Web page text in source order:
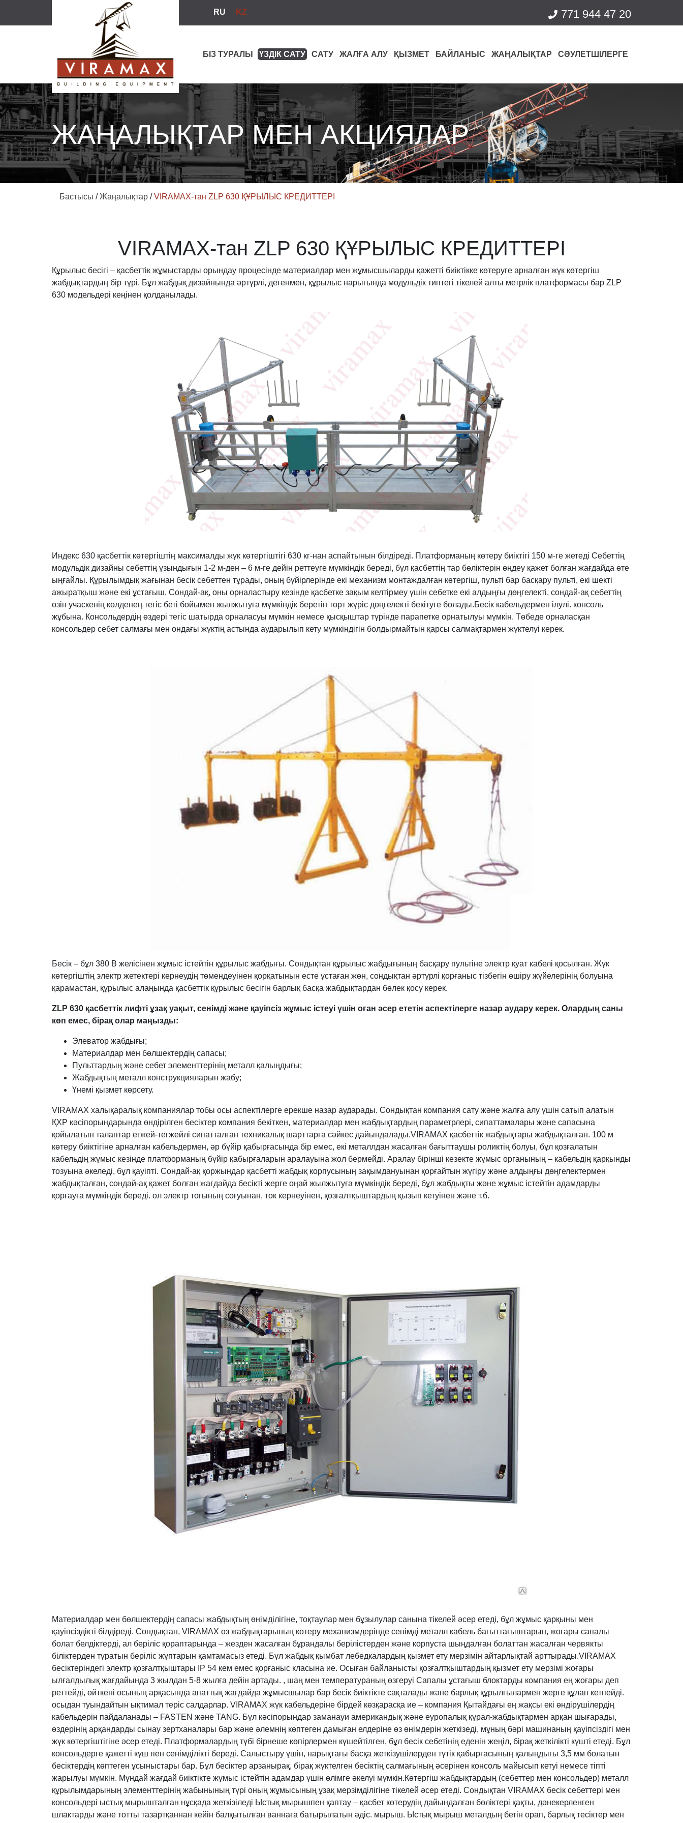
RU KZ 771 944 47 20
БІЗ ТУРАЛЫ ҮЗДІК САТУ САТУ ЖАЛҒА АЛУ ҚЫЗМЕТ БАЙЛАНЫС ЖАҢАЛЫҚТАР СӘУЛЕТШІЛЕРГЕ
ЖАҢАЛЫҚТАР МЕН АКЦИЯЛАР
Бастысы / Жаңалықтар /VIRAMAX-тан ZLP 630 ҚҰРЫЛЫС КРЕДИТТЕРІ
VIRAMAX-тан ZLP 630 ҚҰРЫЛЫС КРЕДИТТЕРІ
Құрылыс бесігі – қасбеттік жұмыстарды орындау процесінде материалдар мен жұмысшыларды қажетті биіктікке көтеруге арналған жүк көтергіш
жабдықтардың бір түрі. Бұл жабдық дизайнында әртүрлі, дегенмен, құрылыс нарығында модульдік типтегі тікелей алты метрлік платформасы бар ZLP
630 модельдері кеңінен қолданылады.
Индекс 630 қасбеттік көтергіштің максималды жүк көтергіштігі 630 кг-нан аспайтынын білдіреді. Платформаның көтеру биіктігі 150 м-ге жетеді Себеттің
модульдік дизайны себеттің ұзындығын 1-2 м-ден – 6 м-ге дейін реттеуге мүмкіндік береді, бұл қасбеттің тар бөліктерін өңдеу қажет болған жағдайда өте
ыңғайлы. Құрылымдық жағынан бесік себеттен тұрады, оның бүйірлерінде екі механизм монтаждалған көтергіш, пульті бар басқару пульті, екі шекті
ажыратқыш және екі ұстағыш. Сондай-ақ, оны орналастыру кезінде қасбетке зақым келтірмеу үшін себетке екі алдыңғы дөңгелекті, сондай-ақ себеттің
өзін учаскенің көлденең тегіс беті бойымен жылжытуға мүмкіндік беретін төрт жүріс дөңгелекті бекітуге болады.Бесік кабельдермен ілулі. консоль
жұбына. Консольдердің өздері тегіс шатырда орналасуы мүмкін немесе қысқыштар түрінде парапетке орнатылуы мүмкін. Төбеде орналасқан
консольдер себет салмағы мен ондағы жүктің астында аударылып кету мүмкіндігін болдырмайтын қарсы салмақтармен жүктелуі керек.
Бесік – бұл 380 В желісінен жұмыс істейтін құрылыс жабдығы. Сондықтан құрылыс жабдығының басқару пультіне электр қуат кабелі қосылған. Жүк
көтергіштің электр жетектері кернеудің төмендеуінен қорқатынын есте ұстаған жөн, сондықтан әртүрлі қорғаныс тізбегін өшіру жүйелерінің болуына
қарамастан, құрылыс алаңында қасбеттік құрылыс бесігін барлық басқа жабдықтардан бөлек қосу керек.
ZLP 630 қасбеттік лифті ұзақ уақыт, сенімді және қауіпсіз жұмыс істеуі үшін оған әсер ететін аспектілерге назар аудару керек. Олардың саны
көп емес, бірақ олар маңызды:
Элеватор жабдығы;
Материалдар мен бөлшектердің сапасы;
Пульттардың және себет элементтерінің металл қалыңдығы;
Жабдықтың металл конструкцияларын жабу;
Үнемі қызмет көрсету.
VIRAMAX халықаралық компаниялар тобы осы аспектілерге ерекше назар аударады. Сондықтан компания сату және жалға алу үшін сатып алатын
ҚХР кәсіпорындарында өндірілген бесіктер компания бекіткен, материалдар мен жабдықтардың параметрлері, сипаттамалары және сапасына
қойылатын талаптар егжей-тегжейлі сипатталған техникалық шарттарға сәйкес дайындалады.VIRAMAX қасбеттік жабдықтары жабдықталған. 100 м
көтеру биіктігіне арналған кабельдермен, әр бүйір қабырғасында бір емес, екі металлдан жасалған бағыттаушы роликтің болуы, бұл қозғалатын
кабельдің жұмыс кезінде платформаның бүйір қабырғаларын аралауына жол бермейді. Аралау бірінші кезекте жұмыс органының – кабельдің қарқынды
тозуына әкеледі, бұл қауіпті. Сондай-ақ қоржындар қасбетті жабдық корпусының зақымдануынан қорғайтын жүгіру және алдыңғы дөңгелектермен
жабдықталған, сондай-ақ қажет болған жағдайда бесікті жерге оңай жылжытуға мүмкіндік береді, бұл жабдықты және жұмыс істейтін адамдарды
қорғауға мүмкіндік береді. ол электр тогының соғуынан, ток кернеуінен, қозғалтқыштардың қызып кетуінен және т.б.
Материалдар мен бөлшектердің сапасы жабдықтың өнімділігіне, тоқтаулар мен бұзылулар санына тікелей әсер етеді, бұл жұмыс қарқыны мен
қауіпсіздікті білдіреді. Сондықтан, VIRAMAX өз жабдықтарының көтеру механизмдерінде сенімді металл кабель бағыттағыштарын, жоғары сапалы
болат белдіктерді, ал беріліс қораптарында – жезден жасалған бұрандалы берілістерден және корпуста шыңдалған болаттан жасалған червякты
біліктерден тұратын беріліс жұптарын қамтамасыз етеді. Бұл жабдық қымбат лебедкалардың қызмет ету мерзімін айтарлықтай арттырады.VIRAMAX
бесіктеріндегі электр қозғалтқыштары IP 54 кем емес қорғаныс класына ие. Осыған байланысты қозғалтқыштардың қызмет ету мерзімі жоғары
ылғалдылық жағдайында 3 жылдан 5-8 жылға дейін артады. , шаң мен температураның өзгеруі Сапалы ұстағыш блоктарды компания ең жоғары деп
реттейді, өйткені осының арқасында апаттық жағдайда жұмысшылар бар бесік биіктікте сақталады және барлық құрылғылармен жерге құлап кетпейді.
осыдан туындайтын ықтимал теріс салдарлар. VIRAMAX жүк кабельдеріне бірдей көзқарасқа ие – компания Қытайдағы ең жақсы екі өндірушілердің
кабельдерін пайдаланады – FASTEN және TANG. Бұл кәсіпорындар заманауи американдық және еуропалық құрал-жабдықтармен арқан шығарады,
өздерінің арқандарды сынау зертханалары бар және әлемнің көптеген дамыған елдеріне өз өнімдерін жеткізеді, мұның бәрі машинаның қауіпсіздігі мен
жүк көтергіштігіне әсер етеді. Платформалардың түбі бірнеше көпірлермен күшейтілген, бұл бесік себетінің еденін жеңіл, бірақ жеткілікті күшті етеді. Бұл
консольдерге қажетті күш пен сенімділікті береді. Салыстыру үшін, нарықтағы басқа жеткізушілерден түтік қабырғасының қалыңдығы 3,5 мм болатын
бесіктердің көптеген ұсыныстары бар. Бұл бесіктер арзанырақ, бірақ жүктелген бесіктің салмағының әсерінен консоль майысып кетуі немесе тіпті
жарылуы мүмкін. Мұндай жағдай биіктікте жұмыс істейтін адамдар үшін өлімге әкелуі мүмкін.Көтергіш жабдықтардың (себеттер мен консольдер) металл
құрылымдарының элементтерінің жабынының түрі оның жұмысының ұзақ мерзімділігіне тікелей әсер етеді. Сондықтан VIRAMAX бесік себеттері мен
консольдері ыстық мырышталған нұсқада жеткізіледі Ыстық мырышпен қаптау – қасбет көтерудің дайындалған бөліктері қақты, дәнекерленген
шлактарды және тотты тазартқаннан кейін балқытылған ваннаға батырылатын әдіс. мырыш. Ыстық мырыш металдың бетін орап, барлық тесіктер мен